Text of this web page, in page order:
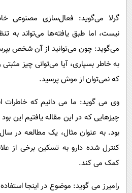
گرلا می‌گوید: فعال‌سازی مصنوعی
نیست، اما طبق یافته‌ها می‌تواند به
می‌گوید: چون می‌توانید از آن شخص
به خاطر بسپاری، آیا می‌توانی چیز مثبتی
که نمی‌توان از موش پرسید.
وی می گوید: ما می دانیم که خاطرات
چیزهایی که در این مقاله یافتیم این
کنترل شده دارو به تسکین برخی از
کمک می کند.
رامیرز می گوید: موضوع در اینجا